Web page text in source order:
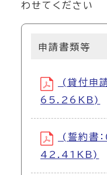
わせてください
申請書類等
(貸付申
65.26KB)
(誓約書
42.41KB)